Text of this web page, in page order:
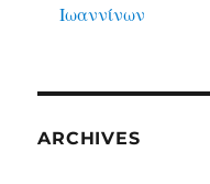
Ιωαννίνων
ARCHIVES